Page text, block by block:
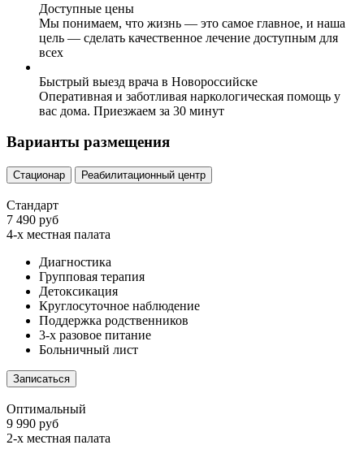
Доступные цены
Мы понимаем, что жизнь — это самое главное, и наша
цель — сделать качественное лечение доступным для
всех
Быстрый выезд врача в Новороссийске
Оперативная и заботливая наркологическая помощь у
вас дома. Приезжаем за 30 минут
Варианты размещения
Стационар Реабилитационный центр
Стандарт
7 490 руб
4-х местная палата
Диагностика
Групповая терапия
Детоксикация
Круглосуточное наблюдение
Поддержка родственников
3-х разовое питание
Больничный лист
Записаться
Оптимальный
9 990 руб
2-х местная палата